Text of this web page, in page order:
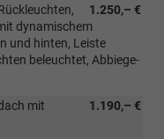
1.250,– €
dynamischem
und hinten, Leiste
beleuchtet, Abbiege-
1.190,– €
mit